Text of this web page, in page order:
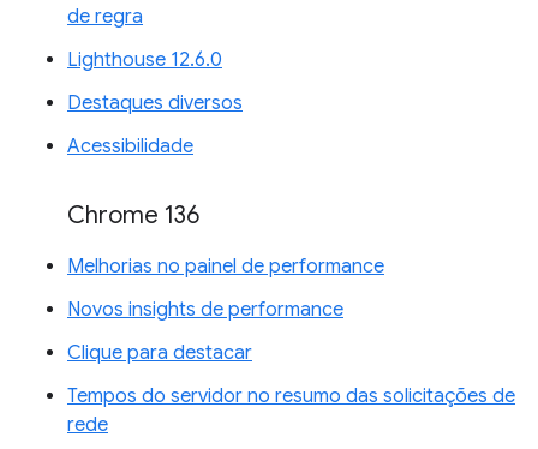
de regra
Lighthouse 12.6.0
Destaques diversos
Acessibilidade
Chrome 136
Melhorias no painel de performance
Novos insights de performance
Clique para destacar
Tempos do servidor no resumo das solicitações de
rede